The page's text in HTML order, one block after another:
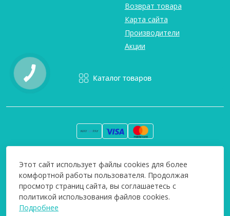
Возврат товара
Карта сайта
Производители
Акции
Каталог товаров
ответственность за любые неточности. Технополіс © 2008-
2026
Этот сайт использует файлы cookies для более
комфортной работы пользователя. Продолжая
просмотр страниц сайта, вы соглашаетесь с
политикой использования файлов cookies.
Подробнее